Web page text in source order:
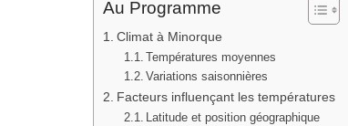
Au Programme
Climat à Minorque
Températures moyennes
Variations saisonnières
Facteurs influençant les températures
Latitude et position géographique